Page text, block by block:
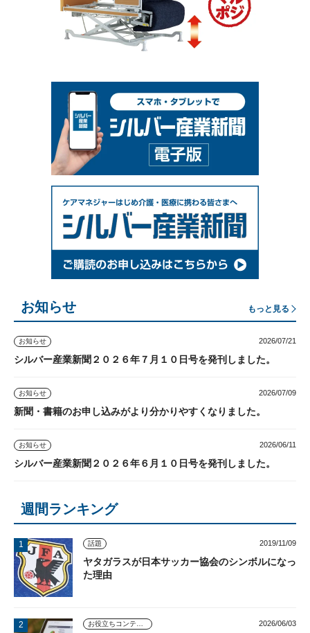
お知らせ もっと見る
お知らせ 2026/07/21
シルバー産業新聞２０２６年７月１０日号を発刊しました。
お知らせ 2026/07/09
新聞・書籍のお申し込みがより分かりやすくなりました。
お知らせ 2026/06/11
シルバー産業新聞２０２６年６月１０日号を発刊しました。
週間ランキング
話題 2019/11/09
ヤタガラスが日本サッカー協会のシンボルになっ
た理由
2026/06/03